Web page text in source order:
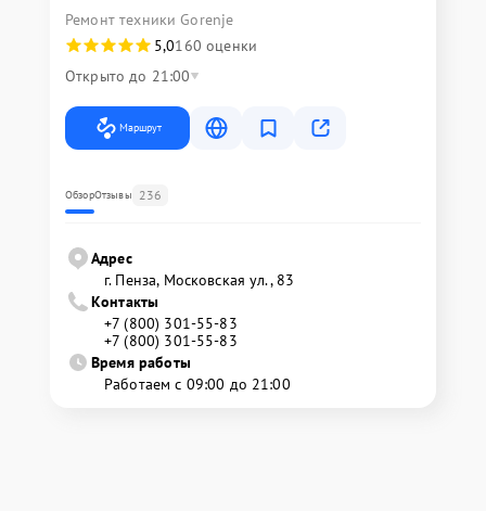
Ремонт техники Gorenje
5,0160 оценки
Открыто до 21:00
Маршрут
ОбзорОтзывы 236
Адрес
г. Пенза, Московская ул., 83
Контакты
+7 (800) 301-55-83
+7 (800) 301-55-83
Время работы
Работаем с 09:00 до 21:00